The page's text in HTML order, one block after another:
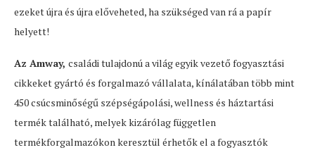
ezeket újra és újra előveheted, ha szükséged van rá a papír
helyett!
Az Amway, családi tulajdonú a világ egyik vezető fogyasztási
cikkeket gyártó és forgalmazó vállalata, kínálatában több mint
450 csúcsminőségű szépségápolási, wellness és háztartási
termék található, melyek kizárólag független
termékforgalmazókon keresztül érhetők el a fogyasztók